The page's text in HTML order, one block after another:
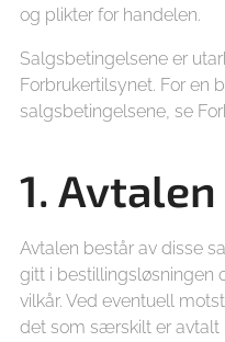
og plikter for handelen.
Salgsbetingelsene er
Forbrukertilsynet. For en
salgsbetingelsene, se
1. Avtalen
Avtalen består av disse
gitt i bestillingsløsningen
vilkår. Ved eventuell
det som særskilt er avtalt